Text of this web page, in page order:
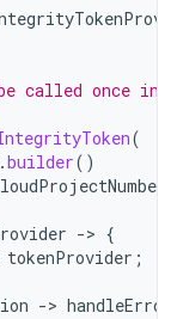
called once in
(
.builder()
-> {
tokenProvider ;
-> handleError